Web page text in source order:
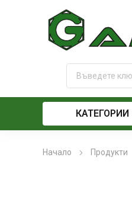
КАТЕГОРИИ
Начало Продукти